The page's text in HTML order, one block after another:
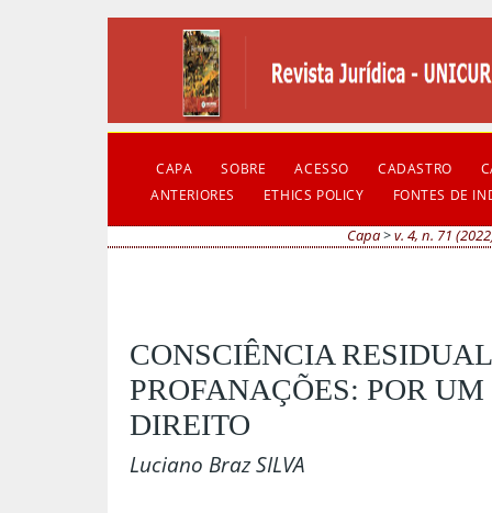
CAPA SOBRE ACESSO CADASTRO
ANTERIORES
ETHICS POLICY FONTES DE
Capa>v. 4, n. 71
CONSCIÊNCIA
PROFANAÇÕES: POR
DIREITO
Luciano Braz SILVA